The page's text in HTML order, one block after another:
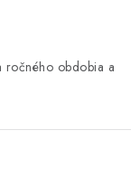
ročného obdobia a